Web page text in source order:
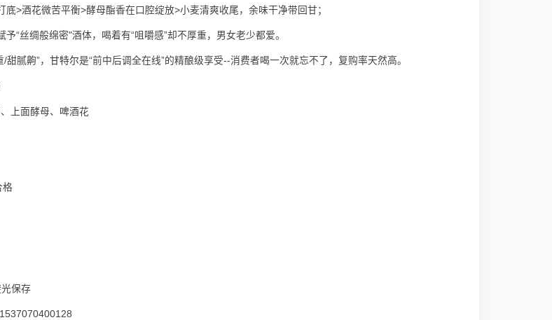
底>酒花微苦平衡>酵母酯香在口腔绽放>小麦清爽收尾，余味干净带回甘；
予“丝绸般绵密"酒体，喝着有“咀嚼感”却不厚重，男女老少都爱。
/甜腻齁”，甘特尔是“前中后调全在线”的精酿级享受--消费者喝一次就忘不了，复购率天然高。
上面酵母、啤酒花
格
保存